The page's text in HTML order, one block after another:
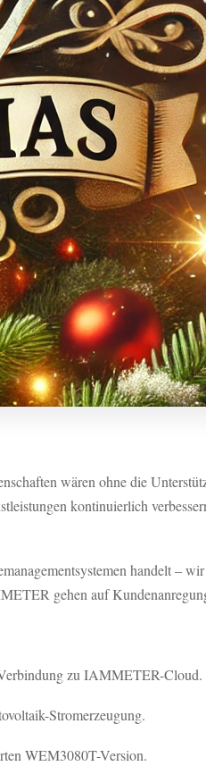
wären ohne die
kontinuierlich
handelt –
gehen auf
zu IAMMETER-Cloud.
Stromerzeugung.
WEM3080T-Version.